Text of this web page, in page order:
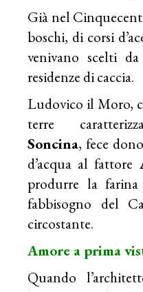
Già nel
boschi, di corsi
venivano scelti
residenze di caccia.
Ludovico il Moro,
terre
Soncina, fece
d’acqua al fattore
produrre la farina
fabbisogno del
circostante.
Amore a prima
Quando